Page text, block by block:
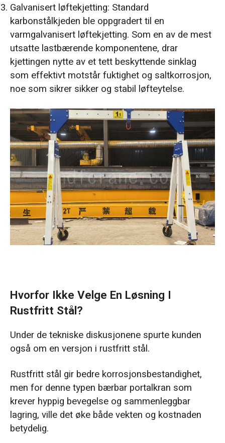
Galvanisert løftekjetting: Standard
karbonstålkjeden ble oppgradert til en
varmgalvanisert løftekjetting. Som en av de mest
utsatte lastbærende komponentene, drar
kjettingen nytte av et tett beskyttende sinklag
som effektivt motstår fuktighet og saltkorrosjon,
noe som sikrer sikker og stabil løfteytelse.
Hvorfor Ikke Velge En Løsning I
Rustfritt Stål?
Under de tekniske diskusjonene spurte kunden
også om en versjon i rustfritt stål.
Rustfritt stål gir bedre korrosjonsbestandighet,
men for denne typen bærbar portalkran som
krever hyppig bevegelse og sammenleggbar
lagring, ville det øke både vekten og kostnaden
betydelig.